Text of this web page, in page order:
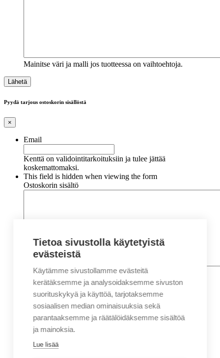
Mainitse väri ja malli jos tuotteessa on vaihtoehtoja.
Pyydä tarjous ostoskorin sisällöstä
×
Email
Kenttä on validointitarkoituksiin ja tulee jättää
koskemattomaksi.
This field is hidden when viewing the form
Ostoskorin sisältö
Nimi*
Etunimi
Sukunimi
Sähköposti*
Puhelin*
Tietoa sivustolla käytetyistä
evästeistä
Käytämme sivustollamme evästeitä
kerätäksemme ja analysoidaksemme sivuston
suorituskykyä ja käyttöä, tarjotaksemme
sosiaalisen median ominaisuuksia sekä
parantaaksemme ja räätälöidäksemme sisältöä
ja mainoksia.
Lue lisää